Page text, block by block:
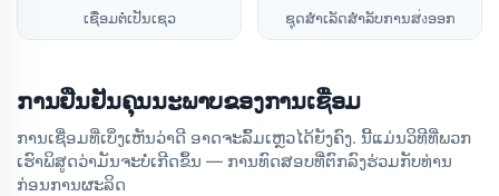
ເຊື່ອມຕໍ່ເປັນເຊວ ຊຸດສຳເລັດສຳລັບການສ่งອອກ
ການຢືນຢັນຄຸນນະພາບຂອງການເຊື່ອມ
ການເຊື່ອມທີ່ເບິ່ງເຫັນວ່າດີ ອາດຈະລົ້ມເຫຼວໄດ້ຍັງຄົງ. ນີ້ແມ່ນວິທີທີ່ພວກ
ເຮົາພິສູດວ່າມັນຈະບໍ່ເກີດຂຶ້ນ — ການທົດສອບທີ່ຕົກລົງຮ່ວມກັບທ່ານ
ກ່ອນການຜະລິດ